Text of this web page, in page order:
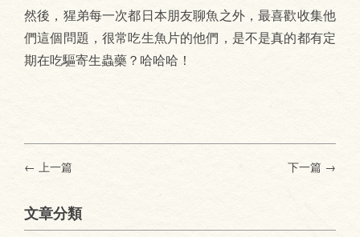
然後，猩弟每一次都日本朋友聊魚之外，最喜歡收集他
們這個問題，很常吃生魚片的他們，是不是真的都有定
期在吃驅寄生蟲藥？哈哈哈！
← 上一篇 下一篇 →
文章分類